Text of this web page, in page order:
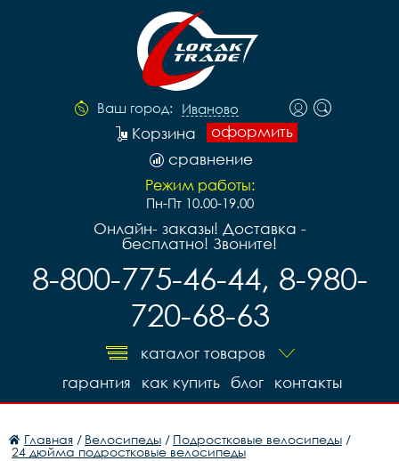
Ваш город: Иваново
оформить
Корзина
сравнение
Режим работы:
Пн-Пт 10.00-19.00
Онлайн- заказы! Доставка -
бесплатно! Звоните!
8-800-775-46-44, 8-980-
720-68-63
каталог товаров
контакты
блог
как купить
гарантия
Главная / Велосипеды / Подростковые велосипеды /
24 дюйма подростковые велосипеды